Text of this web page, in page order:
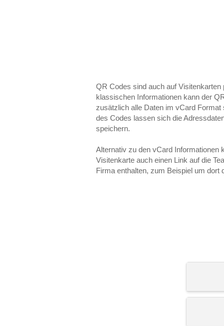
QR Codes sind auch auf Visitenkarten
klassischen Informationen kann der
zusätzlich alle Daten im vCard
des Codes lassen sich die
speichern.
Alternativ zu den vCard Informationen
Visitenkarte auch einen Link auf die
Firma enthalten, zum Beispiel um dort